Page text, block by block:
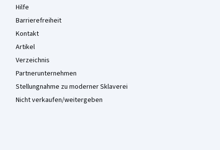
Hilfe
Barrierefreiheit
Kontakt
Artikel
Verzeichnis
Partnerunternehmen
Stellungnahme zu moderner Sklaverei
Nicht verkaufen/weitergeben